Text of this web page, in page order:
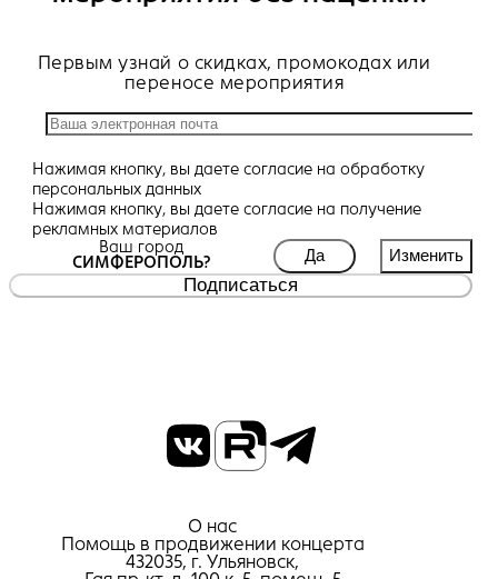
Первым узнай о скидках, промокодах или
переносе мероприятия
Нажимая кнопку, вы даете согласие на обработку
персональных данных
Нажимая кнопку, вы даете согласие на получение
рекламных материалов
Ваш город
СИМФЕРОПОЛЬ?
Да Изменить
Подписаться
О нас
Помощь в продвижении концерта
432035, г. Ульяновск,